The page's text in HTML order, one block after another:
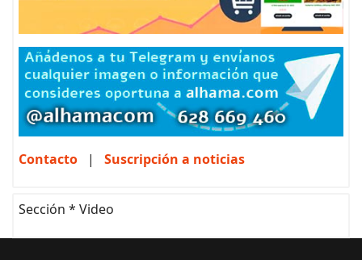
Contacto | Suscripción a noticias
Sección * Video